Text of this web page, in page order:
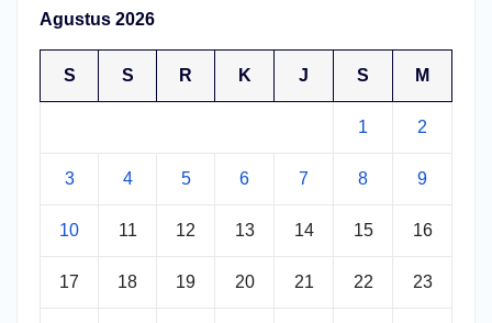
Agustus 2026
S S R K J S M
1 2
3 4 5 6 7 8 9
10 11 12 13 14 15 16
17 18 19 20 21 22 23